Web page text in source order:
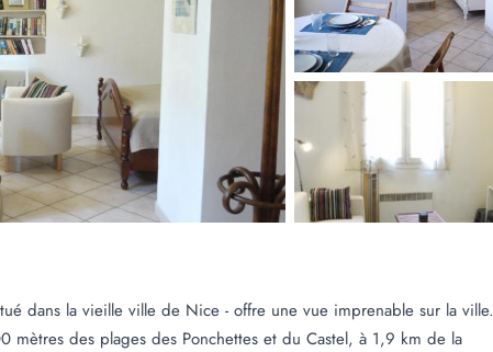
dans la vieille ville de Nice - offre une vue imprenable sur la ville.
mètres des plages des Ponchettes et du Castel, à 1,9 km de la